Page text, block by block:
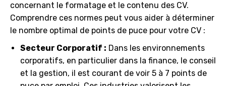
concernant le formatage et le contenu des CV.
Comprendre ces normes peut vous aider à déterminer
le nombre optimal de points de puce pour votre CV :
Secteur Corporatif : Dans les environnements
corporatifs, en particulier dans la finance, le conseil
et la gestion, il est courant de voir 5 à 7 points de